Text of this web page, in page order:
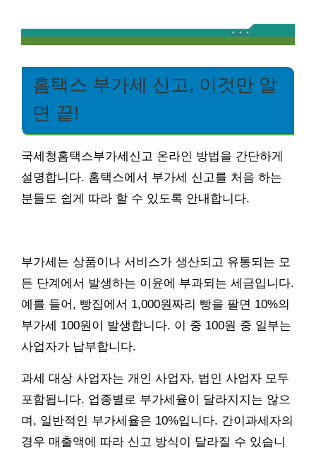
홈택스 부가세 신고, 이것만 알
면 끝!
국세청홈택스부가세신고 온라인 방법을 간단하게
설명합니다. 홈택스에서 부가세 신고를 처음 하는
분들도 쉽게 따라 할 수 있도록 안내합니다.
부가세는 상품이나 서비스가 생산되고 유통되는 모
든 단계에서 발생하는 이윤에 부과되는 세금입니다.
예를 들어, 빵집에서 1,000원짜리 빵을 팔면 10%의
부가세 100원이 발생합니다. 이 중 100원 중 일부는
사업자가 납부합니다.
과세 대상 사업자는 개인 사업자, 법인 사업자 모두
포함됩니다. 업종별로 부가세율이 달라지지는 않으
며, 일반적인 부가세율은 10%입니다. 간이과세자의
경우 매출액에 따라 신고 방식이 달라질 수 있습니